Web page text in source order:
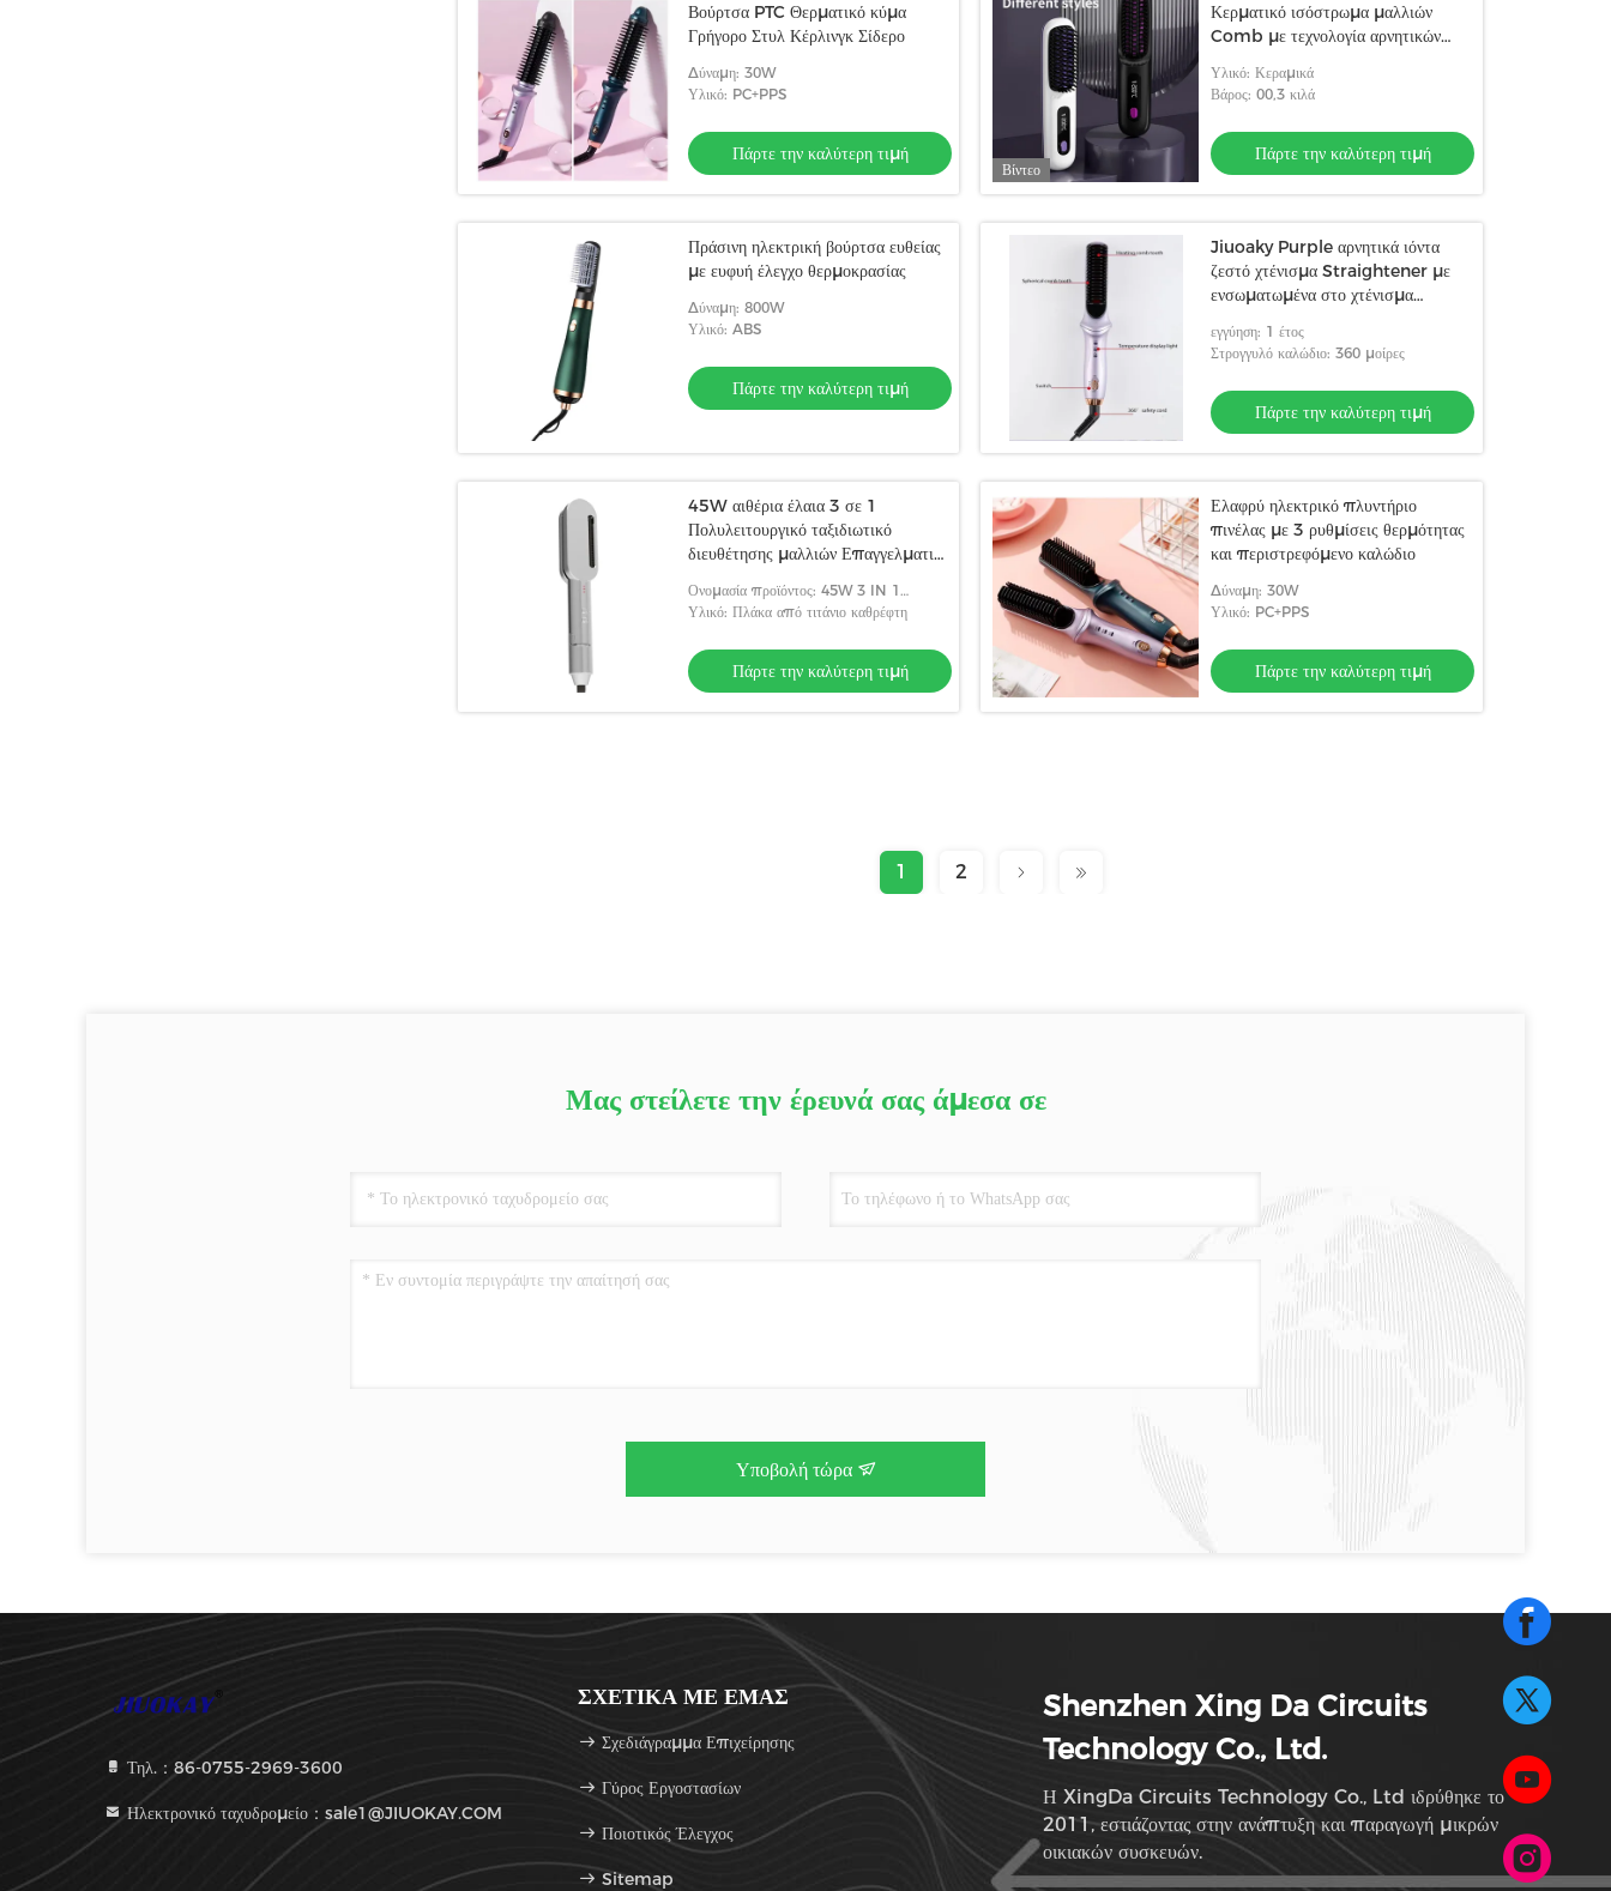
Βούρτσα PTC Θερματικό κύμα
Γρήγορο Στυλ Κέρλινγκ Σίδερο
Δύναμη: 30W
Υλικό: PC+PPS
Πάρτε την καλύτερη τιμή
Βίντεο
Κερματικό ισόστρωμα μαλλιών
Comb με τεχνολογία αρνητικών
Υλικό: Κεραμικά
Βάρος: 00,3 κιλά
Πάρτε την καλύτερη τιμή
Πράσινη ηλεκτρική βούρτσα ευθείας
με ευφυή έλεγχο θερμοκρασίας
Δύναμη: 800W
Υλικό: ABS
Πάρτε την καλύτερη τιμή
Jiuoaky Purple αρνητικά ιόντα
ζεστό χτένισμα Straightener με
ενσωματωμένα στο χτένισμα
εγγύηση: 1 έτος
Στρογγυλό καλώδιο: 360 μοίρες
Πάρτε την καλύτερη τιμή
45W αιθέρια έλαια 3 σε 1
Πολυλειτουργικό ταξιδιωτικό
διευθέτησης μαλλιών Επαγγελματικό
Ονομασία προϊόντος: 45W 3 IN 1
Essential Hair Care Διόρθωση μαλλιών
Υλικό: Πλάκα από τιτάνιο καθρέφτη
Πάρτε την καλύτερη τιμή
Ελαφρύ ηλεκτρικό πλυντήριο
πινέλας με 3 ρυθμίσεις θερμότητας
και περιστρεφόμενο καλώδιο
Δύναμη: 30W
Υλικό: PC+PPS
Πάρτε την καλύτερη τιμή
1 2
Μας στείλετε την έρευνά σας άμεσα σε
Υποβολή τώρα
Τηλ.：86-0755-2969-3600
Ηλεκτρονικό ταχυδρομείο：sale1@JIUOKAY.COM
ΣΧΕΤΙΚΆ ΜΕ ΕΜΆΣ
Σχεδιάγραμμα Επιχείρησης
Γύρος Εργοστασίων
Ποιοτικός Έλεγχος
Sitemap
Shenzhen Xing Da Circuits
Technology Co., Ltd.
Η XingDa Circuits Technology Co., Ltd ιδρύθηκε το
2011, εστιάζοντας στην ανάπτυξη και παραγωγή μικρών
οικιακών συσκευών.